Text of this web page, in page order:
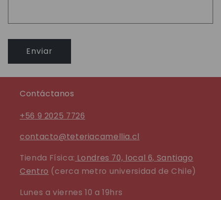
Enviar
Contáctanos
+56 9 2025 7726
contacto@teteriacamellia.cl
Tienda Física: Londres 70, local 6, Santiago
Centro (cerca metro universidad de Chile)
Lunes a viernes 10 a 19hrs